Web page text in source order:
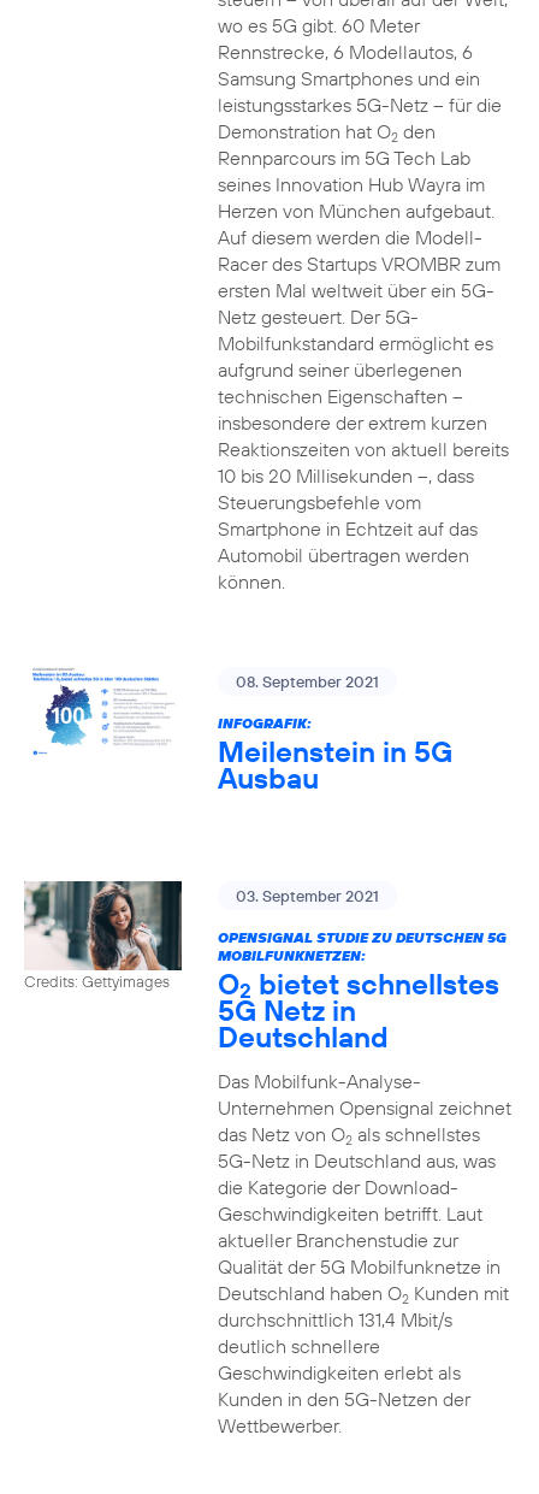
wo es 5G gibt. 60 Meter
Rennstrecke, 6 Modellautos, 6
Samsung Smartphones und ein
leistungsstarkes 5G-Netz – für die
Demonstration hat O2den
Rennparcours im 5G Tech Lab
seines Innovation Hub Wayra im
Herzen von München aufgebaut.
Auf diesem werden die Modell-
Racer des Startups VROMBR zum
ersten Mal weltweit über ein 5G-
Netz gesteuert. Der 5G-
Mobilfunkstandard ermöglicht es
aufgrund seiner überlegenen
technischen Eigenschaften –
insbesondere der extrem kurzen
Reaktionszeiten von aktuell bereits
10 bis 20 Millisekunden –, dass
Steuerungsbefehle vom
Smartphone in Echtzeit auf das
Automobil übertragen werden
können.
08. September 2021
INFOGRAFIK:
Meilenstein in 5G
Ausbau
Credits: Gettyimages
03. September 2021
OPENSIGNAL STUDIE ZU DEUTSCHEN 5G
MOBILFUNKNETZEN:
O2 bietet schnellstes
5G Netz in
Deutschland
Das Mobilfunk-Analyse-
Unternehmen Opensignal zeichnet
das Netz von O2als schnellstes
5G-Netz in Deutschland aus, was
die Kategorie der Download-
Geschwindigkeiten betrifft. Laut
aktueller Branchenstudie zur
Qualität der 5G Mobilfunknetze in
Deutschland haben O2Kunden mit
durchschnittlich 131,4 Mbit/s
deutlich schnellere
Geschwindigkeiten erlebt als
Kunden in den 5G-Netzen der
Wettbewerber.